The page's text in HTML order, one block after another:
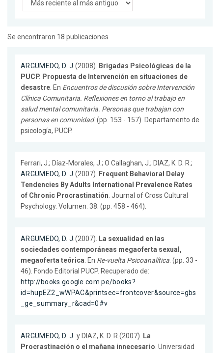
Se encontraron 18 publicaciones
ARGUMEDO, D. J.(2008). Brigadas Psicológicas de la
PUCP. Propuesta de Intervención en situaciones de
desastre. En Encuentros de discusión sobre Intervención
Clínica Comunitaria. Reflexiones en torno al trabajo en
salud mental comunitaria. Personas que trabajan con
personas en comunidad. (pp. 153 - 157). Departamento de
psicología, PUCP.
Ferrari, J.; Díaz-Morales, J.; O Callaghan, J.; DIAZ, K. D. R.;
ARGUMEDO, D. J.(2007). Frequent Behavioral Delay
Tendencies By Adults International Prevalence Rates
of Chronic Procrastinatión. Journal of Cross Cultural
Psychology. Volumen: 38. (pp. 458 - 464).
ARGUMEDO, D. J.(2007). La sexualidad en las
sociedades contemporáneas megaoferta sexual,
megaoferta teórica. En Re-vuelta Psicoanalítica. (pp. 33 -
46). Fondo Editorial PUCP. Recuperado de:
http://books.google.com.pe/books?
id=hupEZ2_wWPAC&printsec=frontcover&source=gbs
_ge_summary_r&cad=0#v
ARGUMEDO, D. J. y DIAZ, K. D. R.(2007). La
Procrastinación o el mañana innecesario. Universidad